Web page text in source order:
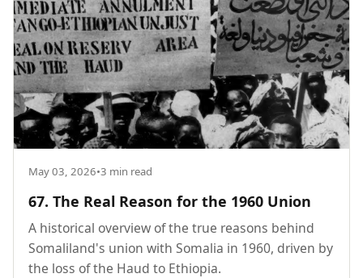
May 03, 2026•3 min read
67. The Real Reason for the 1960 Union
A historical overview of the true reasons behind
Somaliland's union with Somalia in 1960, driven by
the loss of the Haud to Ethiopia.